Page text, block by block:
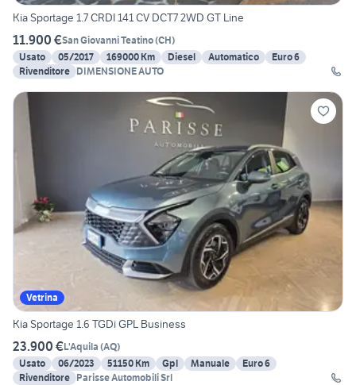
Kia Sportage 1.7 CRDI 141 CV DCT7 2WD GT Line
11.900 €San Giovanni Teatino(CH)
Usato
05/2017 169000 Km Diesel Automatico
Euro 6
Rivenditore DIMENSIONE AUTO
Vetrina
Kia Sportage 1.6 TGDi GPL Business
23.900 €L'Aquila (AQ)
Usato
06/2023 51150 Km Gpl Manuale
Euro 6
Rivenditore Parisse Automobili Srl